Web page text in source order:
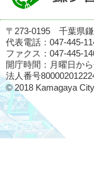
〒273-0195 千葉県
代表電話：047-445-
ファクス：047-445-
開庁時間：月曜日か
法人番号
© 2018 Kamagaya